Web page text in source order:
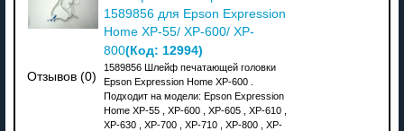
Отзывов (0)
1589856 для Epson Expression
Home XP-55/ XP-600/ XP-
800(Код: 12994)
1589856 Шлейф печатающей головки
Epson Expression Home XP-600 .
Подходит на модели: Epson Expression
Home XP-55 , XP-600 , XP-605 , XP-610 ,
XP-630 , XP-700 , XP-710 , XP-800 , XP-